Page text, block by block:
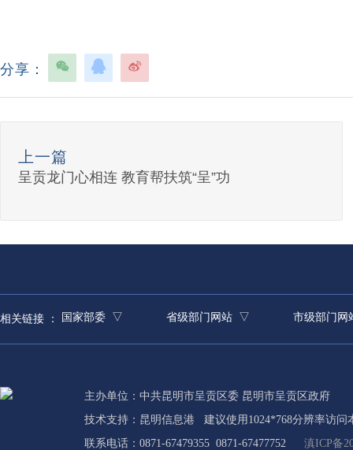
分享：
上一篇
呈贡龙门心相连 教育帮扶筑“呈”功
相关链接 ： 国家部委 ▽ 省级部门网站 ▽ 市级部门
主办单位：中共昆明市呈贡区委 昆明市呈贡区政府
技术支持： 昆明信息港 建议使用1024*768分辨率访问
联系电话：0871-67479355 0871-67477752
滇ICP备